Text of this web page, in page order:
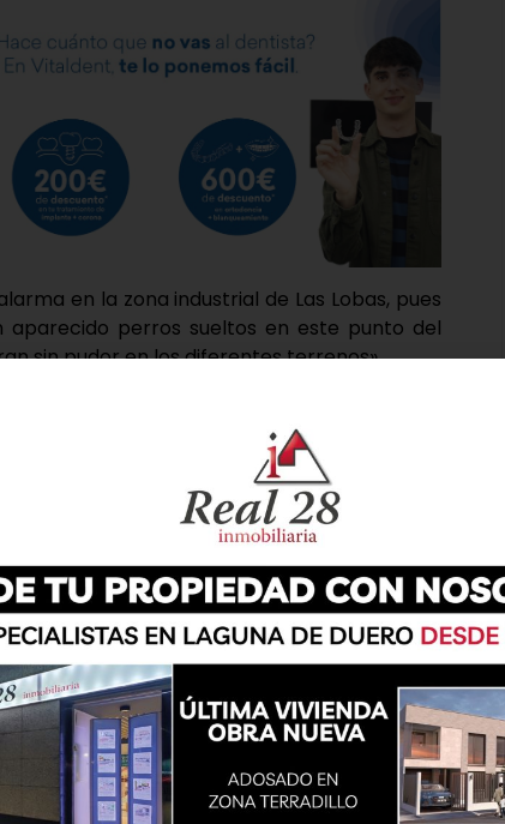
en la zona industrial de Las Lobas, pues
perros sueltos en este punto del
sin pudor en los diferentes terrenos».
con este medio para advertir al resto de
cuando salgan a pasear». Señalan que,
como razas potencialmente
por este espacio industrial, habiendo
varios vecinos.